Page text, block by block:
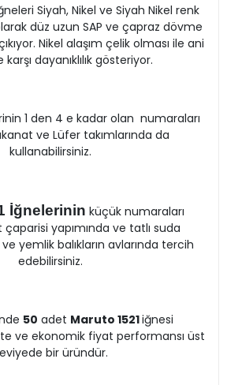
Siyah, Nikel ve Siyah Nikel renk
düz uzun SAP ve çapraz dövme
Nikel alaşım çelik olması ile ani
dayanıklılık gösteriyor.
1 den 4 e kadar olan numaraları
ve Lüfer takımlarında da
kullanabilirsiniz.
İğnelerinin küçük numaraları
yapımında ve tatlı suda
ve yemlik balıkların avlarında tercih
edebilirsiniz.
50 adet Maruto 1521iğnesi
ve ekonomik fiyat performansı üst
bir üründür.